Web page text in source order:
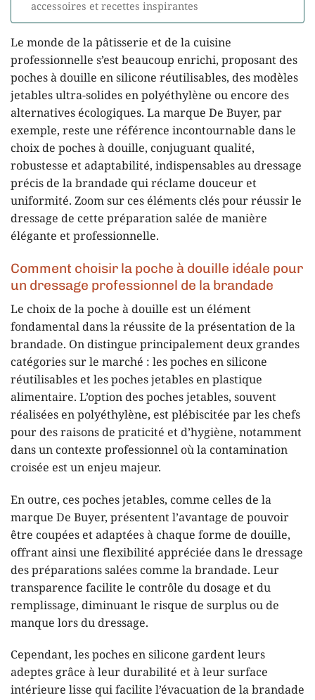
accessoires et recettes inspirantes
Le monde de la pâtisserie et de la cuisine
professionnelle s’est beaucoup enrichi, proposant des
poches à douille en silicone réutilisables, des modèles
jetables ultra-solides en polyéthylène ou encore des
alternatives écologiques. La marque De Buyer, par
exemple, reste une référence incontournable dans le
choix de poches à douille, conjuguant qualité,
robustesse et adaptabilité, indispensables au dressage
précis de la brandade qui réclame douceur et
uniformité. Zoom sur ces éléments clés pour réussir le
dressage de cette préparation salée de manière
élégante et professionnelle.
Comment choisir la poche à douille idéale pour
un dressage professionnel de la brandade
Le choix de la poche à douille est un élément
fondamental dans la réussite de la présentation de la
brandade. On distingue principalement deux grandes
catégories sur le marché : les poches en silicone
réutilisables et les poches jetables en plastique
alimentaire. L’option des poches jetables, souvent
réalisées en polyéthylène, est plébiscitée par les chefs
pour des raisons de praticité et d’hygiène, notamment
dans un contexte professionnel où la contamination
croisée est un enjeu majeur.
En outre, ces poches jetables, comme celles de la
marque De Buyer, présentent l’avantage de pouvoir
être coupées et adaptées à chaque forme de douille,
offrant ainsi une flexibilité appréciée dans le dressage
des préparations salées comme la brandade. Leur
transparence facilite le contrôle du dosage et du
remplissage, diminuant le risque de surplus ou de
manque lors du dressage.
Cependant, les poches en silicone gardent leurs
adeptes grâce à leur durabilité et à leur surface
intérieure lisse qui facilite l’évacuation de la brandade